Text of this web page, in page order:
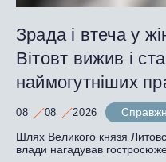
Зрада і втеча у
Вітовт вижив і
наймогутніших
08 08 2026
Шлях Великого князя
влади нагадував